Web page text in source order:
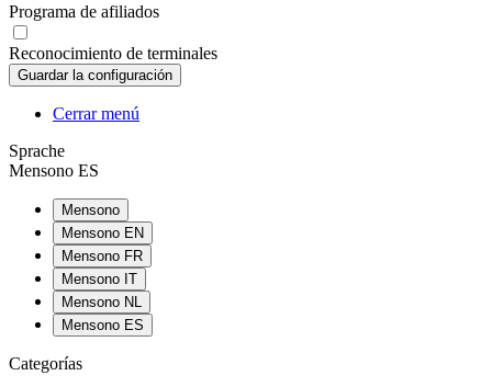
Programa de afiliados
Reconocimiento de terminales
Cerrar menú
Sprache
Mensono ES
Mensono
Mensono EN
Mensono FR
Mensono IT
Mensono NL
Mensono ES
Categorías